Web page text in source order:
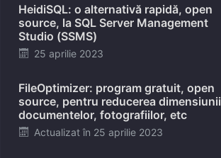
HeidiSQL: o alternativă rapidă, open
source, la SQL Server Management
Studio (SSMS)
Posted
25 aprilie 2023
FileOptimizer: program gratuit, open
source, pentru reducerea dimensiunii
documentelor, fotografiilor, etc
Posted
Actualizat în 25 aprilie 2023